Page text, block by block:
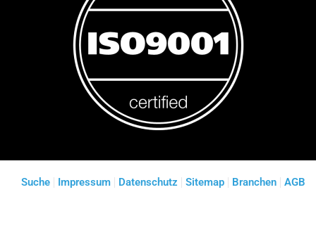
Suche Impressum Datenschutz Sitemap Branchen AGB